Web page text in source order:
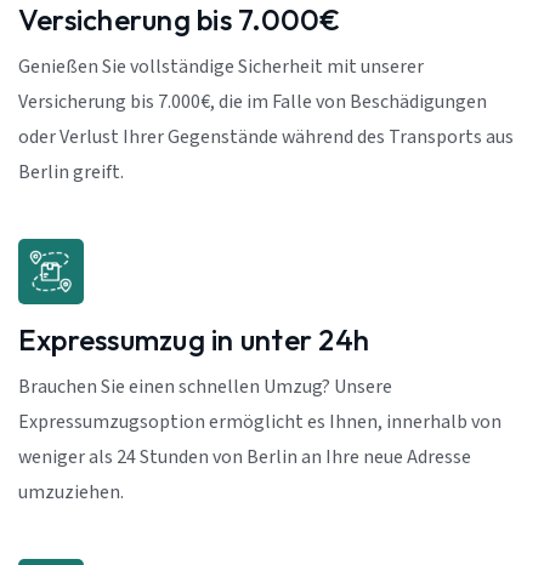
Versicherung bis 7.000€
Genießen Sie vollständige Sicherheit mit unserer
Versicherung bis 7.000€, die im Falle von Beschädigungen
oder Verlust Ihrer Gegenstände während des Transports aus
Berlin greift.
Expressumzug in unter 24h
Brauchen Sie einen schnellen Umzug? Unsere
Expressumzugsoption ermöglicht es Ihnen, innerhalb von
weniger als 24 Stunden von Berlin an Ihre neue Adresse
umzuziehen.